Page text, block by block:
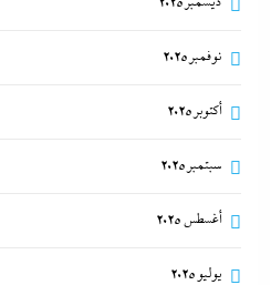
نوفمبر 2025
أكتوبر 2025
سبتمبر 2025
أغسطس 2025
يوليو 2025